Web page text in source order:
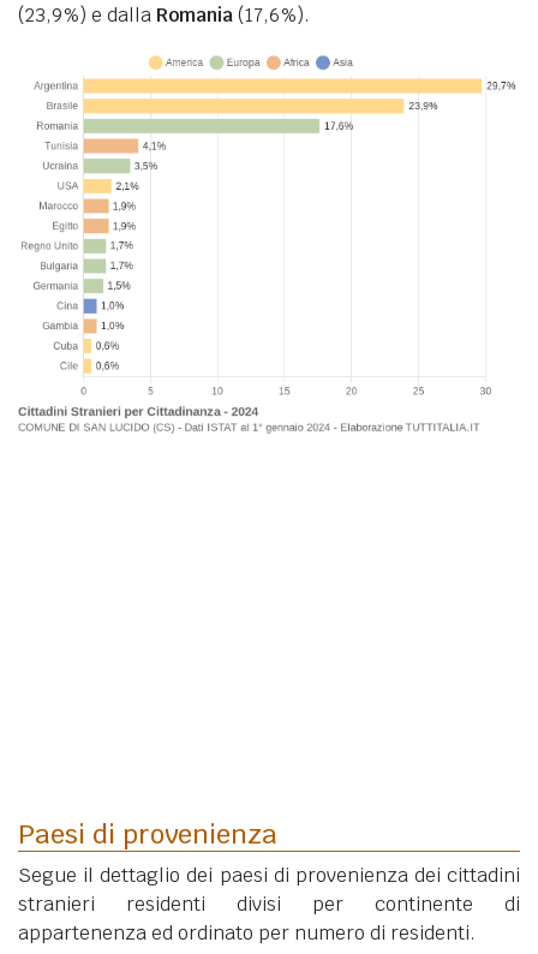
(23,9%) e dalla Romania(17,6%).
Paesi di provenienza
Segue il dettaglio dei paesi di provenienza dei cittadini
stranieri residenti divisi per continente di
appartenenza ed ordinato per numero di residenti.